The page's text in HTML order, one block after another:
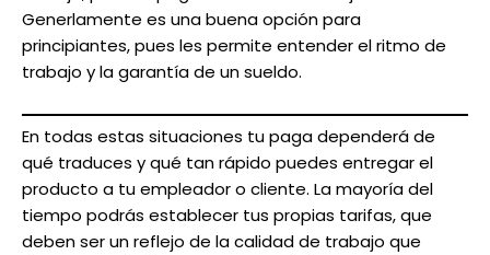
Generlamente es una buena opción para
principiantes, pues les permite entender el ritmo de
trabajo y la garantía de un sueldo.
En todas estas situaciones tu paga dependerá de
qué traduces y qué tan rápido puedes entregar el
producto a tu empleador o cliente. La mayoría del
tiempo podrás establecer tus propias tarifas, que
deben ser un reflejo de la calidad de trabajo que